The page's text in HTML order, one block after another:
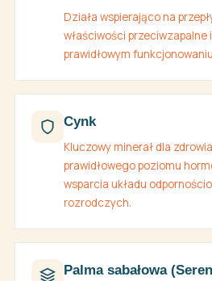
Działa wspierająco na
właściwości przeciwzapalne
prawidłowym
Cynk
Kluczowy minerał dla
prawidłowego poziomu
wsparcia układu
rozrodczych.
Palma sabałowa